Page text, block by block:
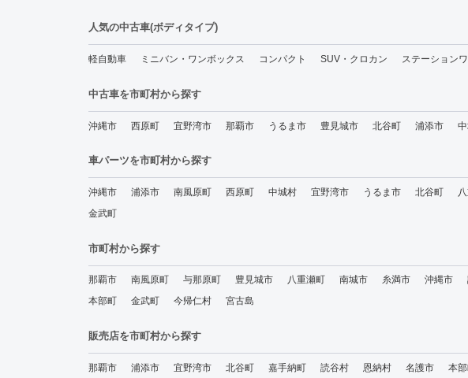
人気の中古車(ボディタイプ)
軽自動車 ミニバン・ワンボックス コンパクト SUV・クロカン ステーション
中古車を市町村から探す
沖縄市 西原町 宜野湾市 那覇市 うるま市 豊見城市 北谷町 浦添市
車パーツを市町村から探す
沖縄市 浦添市 南風原町 西原町 中城村 宜野湾市 うるま市 北谷町
金武町
市町村から探す
那覇市 南風原町 与那原町 豊見城市 八重瀬町 南城市 糸満市 沖縄市
本部町
金武町 今帰仁村 宮古島
販売店を市町村から探す
那覇市 浦添市 宜野湾市 北谷町 嘉手納町 読谷村 恩納村 名護市 本